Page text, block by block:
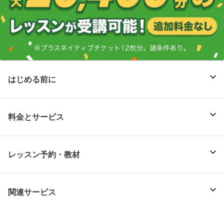
はじめる前に
料金とサービス
レッスン予約・教材
関連サービス